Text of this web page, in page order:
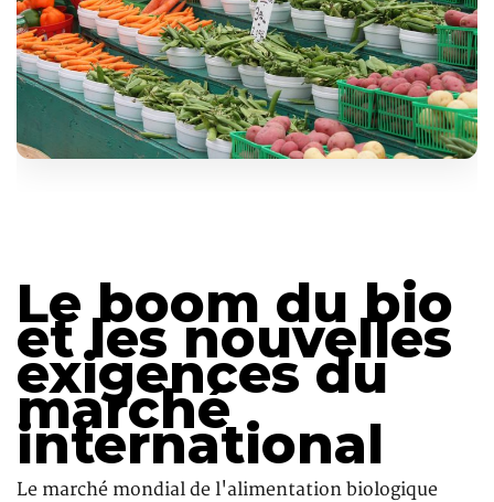
Le boom du bio
et les nouvelles
exigences du
marché
international
Le marché mondial de l'alimentation biologique